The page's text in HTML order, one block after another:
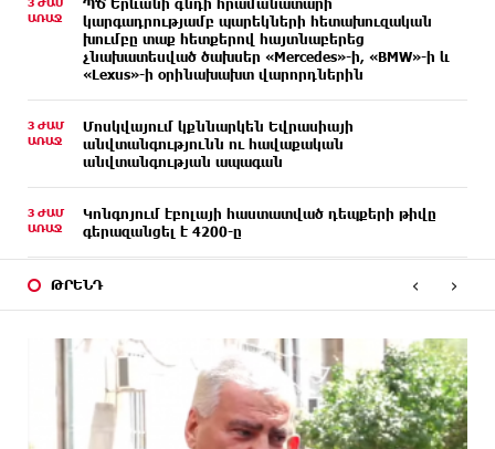
ԱՌԱՋ
կարգադրությամբ պարեկների հետախուզական
խումբը տաք հետքերով հայտնաբերեց
չնախատեսված ծախսեր «Mercedes»-ի, «BMW»-ի և
«Lexus»-ի օրինախախտ վարորդներին
3 ԺԱՄ
ԱՌԱՋ
Մոսկվայում կքննարկեն Եվրասիայի
անվտանգությունն ու հավաքական
անվտանգության ապագան
3 ԺԱՄ
ԱՌԱՋ
Կոնգոյում էբոլայի հաստատված դեպքերի թիվը
գերազանցել է 4200-ը
2 ԺԱՄ
Արթուր Ղարիբյանը 2 գնդակ է ուղարկել
Ամփոփվեցին Junius-ի արդյունքները․ առջևում
նոր մրցափուլն է
Նավթի գները աճել են
ԹՐԵՆԴ ‹ ›